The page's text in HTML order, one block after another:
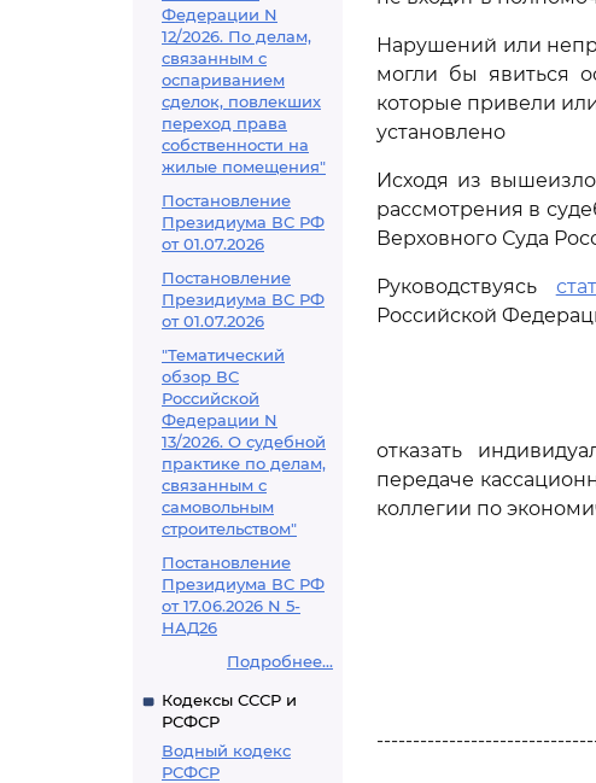
Федерации N
12/2026. По делам,
связанным с
оспариванием
сделок, повлекших
переход права
собственности на
жилые помещения"
Постановление
Президиума ВС РФ
от 01.07.2026
Постановление
Президиума ВС РФ
от 01.07.2026
"Тематический
обзор ВС
Российской
Федерации N
13/2026. О судебной
практике по делам,
связанным с
самовольным
строительством"
Постановление
Президиума ВС РФ
от 17.06.2026 N 5-
НАД26
Подробнее...
Кодексы СССР и
РСФСР
Водный кодекс
РСФСР
Нарушений или
могли бы явиться
которые привели
установлено
Исходя из
рассмотрения в
Верховного Суда
Руководствуясь
Российской
отказать
передаче
коллегии по